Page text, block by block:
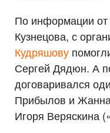
По информации от
Кузнецова, с
Кудряшову
Сергей Дядюн. А
договаривался
Прибылов и Жанна
Игоря Веряскина